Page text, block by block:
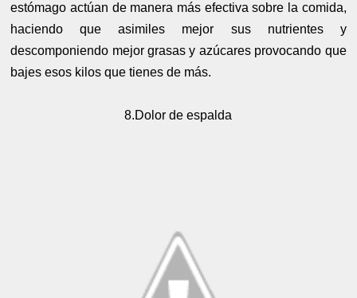
estómago actúan de manera más efectiva sobre la comida,
haciendo que asimiles mejor sus nutrientes y
descomponiendo mejor grasas y azúcares provocando que
bajes esos kilos que tienes de más.
8.Dolor de espalda